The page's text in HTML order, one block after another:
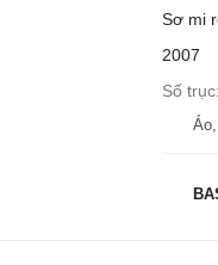
Sơ mi
2007
Số trục